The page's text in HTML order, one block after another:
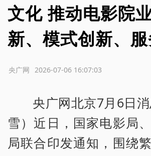
文化 推动电影院
新、模式创新、
2026-07-06 16:07:03
央广网
央广网北京7月6日
雪）近日，国家电影局
局联合印发通知，围绕